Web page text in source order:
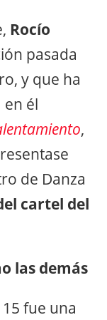
Rocío
pasada
y que ha
en él
,
de Danza
cartel del
las demás
fue una